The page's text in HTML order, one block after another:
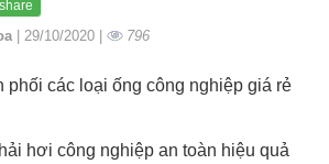
| 29/10/2020 | 796
phối các loại ống công nghiệp giá rẻ
hơi công nghiệp an toàn hiệu quả